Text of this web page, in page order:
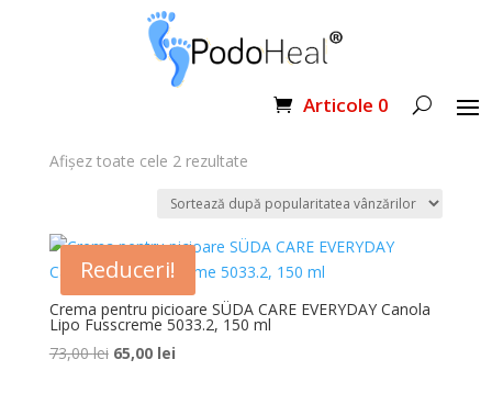
Articole 0
/ Produse etichetate „diabet”
Afișez toate cele 2 rezultateSortat
popularitate
Reduceri!
Crema pentru picioare SÜDA CARE EVERYDAY Canola
Lipo Fusscreme 5033.2, 150 ml
73,00lei Prețul
65,00 leiPrețul